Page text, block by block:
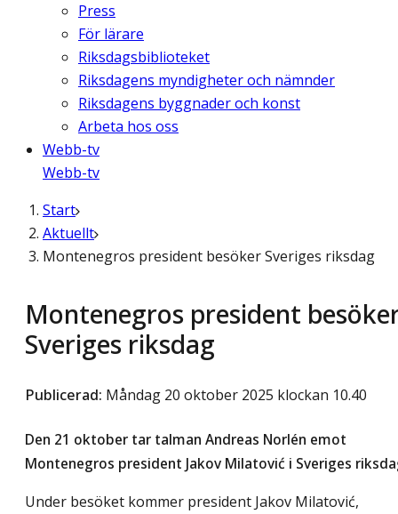
Press
För lärare
Riksdagsbiblioteket
Riksdagens myndigheter och nämnder
Riksdagens byggnader och konst
Arbeta hos oss
Webb-tv
Webb-tv
Start
Aktuellt
Montenegros president besöker Sveriges riksdag
Montenegros president
Sveriges riksdag
Publicerad: Måndag 20 oktober 2025 klockan 10.40
Den 21 oktober tar talman Andreas Norlén emot
Montenegros president Jakov Milatović i Sveriges
Under besöket kommer president Jakov Milatović,